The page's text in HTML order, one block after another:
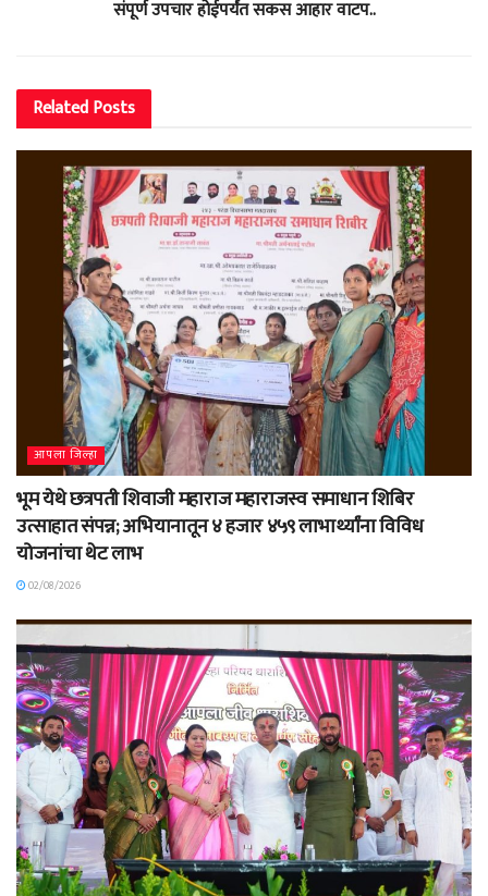
संपूर्ण उपचार होईपर्यंत सकस आहार वाटप..
RelatedPosts
आपला जिल्हा
भूम येथे छत्रपती शिवाजी महाराज महाराजस्व समाधान शिबिर
उत्साहात संपन्न; अभियानातून ४ हजार ४५९ लाभार्थ्यांना विविध
योजनांचा थेट लाभ
02/08/2026